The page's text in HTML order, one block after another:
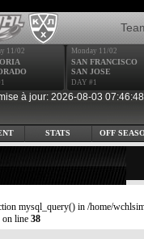
11/02 Monday 11/02
SAN FRANCISCO
SAN JOSE
DAY #1
à jour: 2026-08-03 07:46:48
STATS OFF
mysql_query() in /home/
on line 38